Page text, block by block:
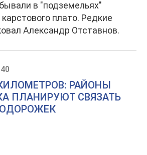
в "подземельях"
плато. Редкие
Александр Отставнов.
РАЙОНЫ
ПЛАНИРУЮТ СВЯЗАТЬ